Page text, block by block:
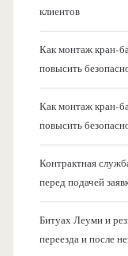
клиентов
Как монтаж кран-
повысить
Как монтаж кран-
повысить
Контрактная
перед подачей
Битуах Леуми и
переезда и после